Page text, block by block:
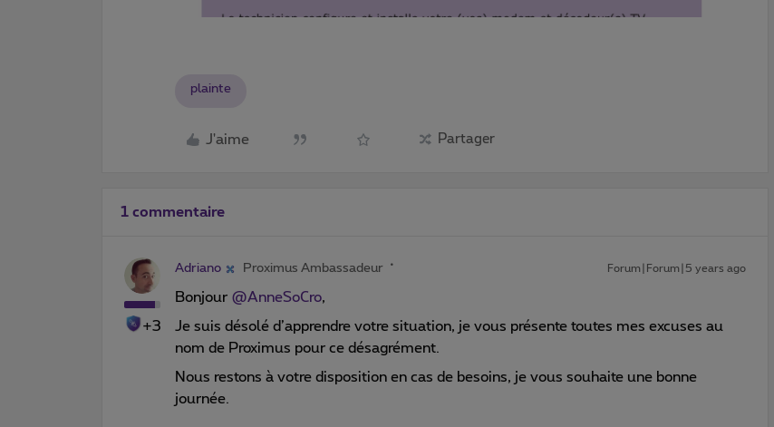
plainte
J'aime Partager
1 commentaire
+3
Adriano Proximus Ambassadeur Forum|Forum|5 years ago
Bonjour @AnneSoCro,
Je suis désolé d’apprendre votre situation, je vous présente toutes mes excuses au
nom de Proximus pour ce désagrément.
Nous restons à votre disposition en cas de besoins, je vous souhaite une bonne
journée.